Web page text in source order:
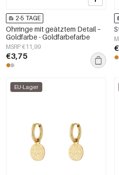
2-5 TAGE
Ohrringe mit geätztem Detail –
Goldfarbe - Goldfarbefarbe
MSRP €11,99
€3,75
EU-Lager